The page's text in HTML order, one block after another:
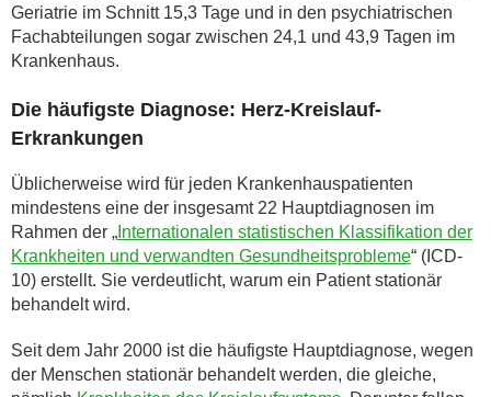
Geriatrie im Schnitt 15,3 Tage und in den psychiatrischen
Fachabteilungen sogar zwischen 24,1 und 43,9 Tagen im
Krankenhaus.
Die häufigste Diagnose: Herz-Kreislauf-
Erkrankungen
Üblicherweise wird für jeden Krankenhauspatienten
mindestens eine der insgesamt 22 Hauptdiagnosen im
Rahmen der „ Internationalen statistischen Klassifikation der
Krankheiten und verwandten Gesundheitsprobleme“ (ICD-
10) erstellt. Sie verdeutlicht, warum ein Patient stationär
behandelt wird.
Seit dem Jahr 2000 ist die häufigste Hauptdiagnose, wegen
der Menschen stationär behandelt werden, die gleiche,